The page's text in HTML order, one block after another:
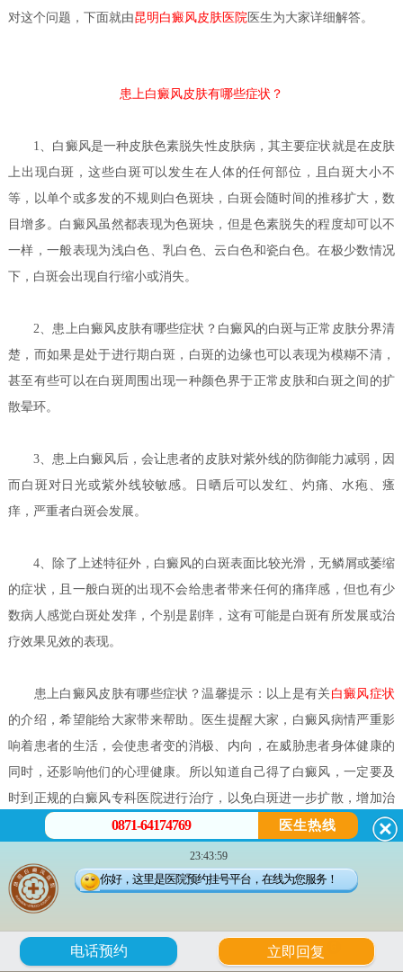
对这个问题，下面就由昆明白癜风皮肤医院医生为大家详细解答。
患上白癜风皮肤有哪些症状？
1、白癜风是一种皮肤色素脱失性皮肤病，其主要症状就是在皮肤
上出现白斑，这些白斑可以发生在人体的任何部位，且白斑大小不
等，以单个或多发的不规则白色斑块，白斑会随时间的推移扩大，数
目增多。白癜风虽然都表现为色斑块，但是色素脱失的程度却可以不
一样，一般表现为浅白色、乳白色、云白色和瓷白色。在极少数情况
下，白斑会出现自行缩小或消失。
2、 患上白癜风皮肤有哪些症状？ 白癜风的白斑与正常皮肤分界清
楚，而如果是处于进行期白斑，白斑的边缘也可以表现为模糊不清，
甚至有些可以在白斑周围出现一种颜色界于正常皮肤和白斑之间的扩
散晕环。
3、患上白癜风后，会让患者的皮肤对紫外线的防御能力减弱，因
而白斑对日光或紫外线较敏感。日晒后可以发红、灼痛、水疱、瘙
痒，严重者白斑会发展。
4、除了上述特征外，白癜风的白斑表面比较光滑，无鳞屑或萎缩
的症状，且一般白斑的出现不会给患者带来任何的痛痒感，但也有少
数病人感觉白斑处发痒，个别是剧痒，这有可能是白斑有所发展或治
疗效果见效的表现。
患上白癜风皮肤有哪些症状？温馨提示：以上是有关 白癜风症状
的介绍，希望能给大家带来帮助。医生提醒大家，白癜风病情严重影
响着患者的生活，会使患者变的消极、内向，在威胁患者身体健康的
同时，还影响他们的心理健康。所以知道自己得了白癜风，一定要及
时到正规的白癜风专科医院进行治疗，以免白斑进一步扩散，增加治
疗的难度。祝您早日康复！
如何正确分辨白癜风的早期症状？白癜风是一种慢性发展过程的
皮肤病，患者不能存有侥幸，好能够把握早期治疗的时机，一旦发现
有白癜风早期症状的迹象，一定到正规专业的白癜风医院进行诊断治
疗，尽量花少的钱得到好的治疗效果。因此，正确掌握白癜风早期的
症状，对于患者的身心健康有着极为重要的意义。那么，如何正确分
0871-64174769 医生热线
23:43:59
你好，这里是医院预约挂号平台，在线为您服务！
电话预约 立即回复